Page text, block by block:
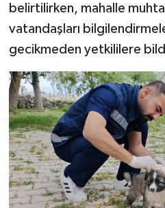
belirtilirken, mahalle
vatandaşları
gecikmeden yetkililere